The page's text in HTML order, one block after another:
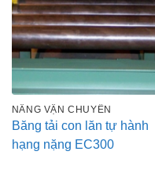
NÂNG VẬN CHUYỂN
Băng tải con lăn tự hành
hạng nặng EC300